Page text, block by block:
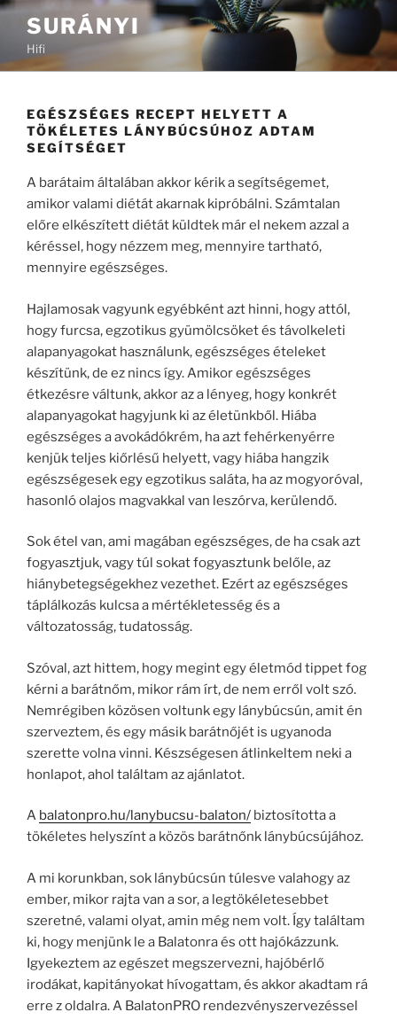
Tartalomhoz
SURÁNYI
Hifi
EGÉSZSÉGES RECEPT HELYETT A
TÖKÉLETES LÁNYBÚCSÚHOZ ADTAM
SEGÍTSÉGET
A barátaim általában akkor kérik a segítségemet,
amikor valami diétát akarnak kipróbálni. Számtalan
előre elkészített diétát küldtek már el nekem azzal a
kéréssel, hogy nézzem meg, mennyire tartható,
mennyire egészséges.
Hajlamosak vagyunk egyébként azt hinni, hogy attól,
hogy furcsa, egzotikus gyümölcsöket és távolkeleti
alapanyagokat használunk, egészséges ételeket
készítünk, de ez nincs így. Amikor egészséges
étkezésre váltunk, akkor az a lényeg, hogy konkrét
alapanyagokat hagyjunk ki az életünkből. Hiába
egészséges a avokádókrém, ha azt fehérkenyérre
kenjük teljes kiőrlésű helyett, vagy hiába hangzik
egészségesek egy egzotikus saláta, ha az mogyoróval,
hasonló olajos magvakkal van leszórva, kerülendő.
Sok étel van, ami magában egészséges, de ha csak azt
fogyasztjuk, vagy túl sokat fogyasztunk belőle, az
hiánybetegségekhez vezethet. Ezért az egészséges
táplálkozás kulcsa a mértékletesség és a
változatosság, tudatosság.
Szóval, azt hittem, hogy megint egy életmód tippet fog
kérni a barátnőm, mikor rám írt, de nem erről volt szó.
Nemrégiben közösen voltunk egy lánybúcsún, amit én
szerveztem, és egy másik barátnőjét is ugyanoda
szerette volna vinni. Készségesen átlinkeltem neki a
honlapot, ahol találtam az ajánlatot.
A balatonpro.hu/lanybucsu-balaton/ biztosította a
tökéletes helyszínt a közös barátnőnk lánybúcsújához.
A mi korunkban, sok lánybúcsún túlesve valahogy az
ember, mikor rajta van a sor, a legtökéletesebbet
szeretné, valami olyat, amin még nem volt. Így találtam
ki, hogy menjünk le a Balatonra és ott hajókázzunk.
Igyekeztem az egészet megszervezni, hajóbérlő
irodákat, kapitányokat hívogattam, és akkor akadtam rá
erre z oldalra. A BalatonPRO rendezvényszervezéssel